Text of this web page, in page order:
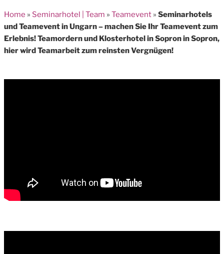
Home » Seminarhotel | Team » Teamevent » Seminarhotels
und Teamevent in Ungarn – machen Sie Ihr Teamevent zum
Erlebnis! Teamordern und Klosterhotel in Sopron in Sopron,
hier wird Teamarbeit zum reinsten Vergnügen!